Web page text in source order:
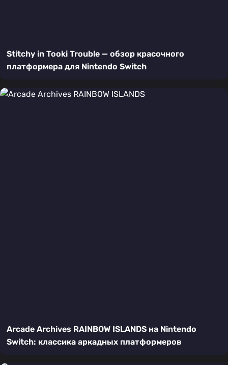
Stitchy in Tooki Trouble — обзор красочного
платформера для Nintendo Switch
Arcade Archives RAINBOW ISLANDS на Nintendo
Switch: классика аркадных платформеров